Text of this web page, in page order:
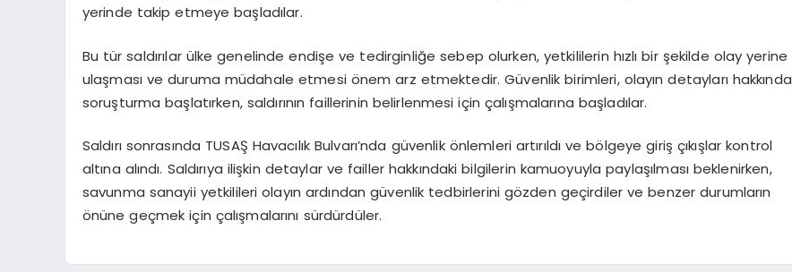
yerinde takip etmeye başladılar.
Bu tür saldırılar ülke genelinde endişe ve tedirginliğe sebep olurken, yetkililerin hızlı bir şekilde olay yerine
ulaşması ve duruma müdahale etmesi önem arz etmektedir. Güvenlik birimleri, olayın detayları hakkında
soruşturma başlatırken, saldırının faillerinin belirlenmesi için çalışmalarına başladılar.
Saldırı sonrasında TUSAŞ Havacılık Bulvarı’nda güvenlik önlemleri artırıldı ve bölgeye giriş çıkışlar kontrol
altına alındı. Saldırıya ilişkin detaylar ve failler hakkındaki bilgilerin kamuoyuyla paylaşılması beklenirken,
savunma sanayii yetkilileri olayın ardından güvenlik tedbirlerini gözden geçirdiler ve benzer durumların
önüne geçmek için çalışmalarını sürdürdüler.